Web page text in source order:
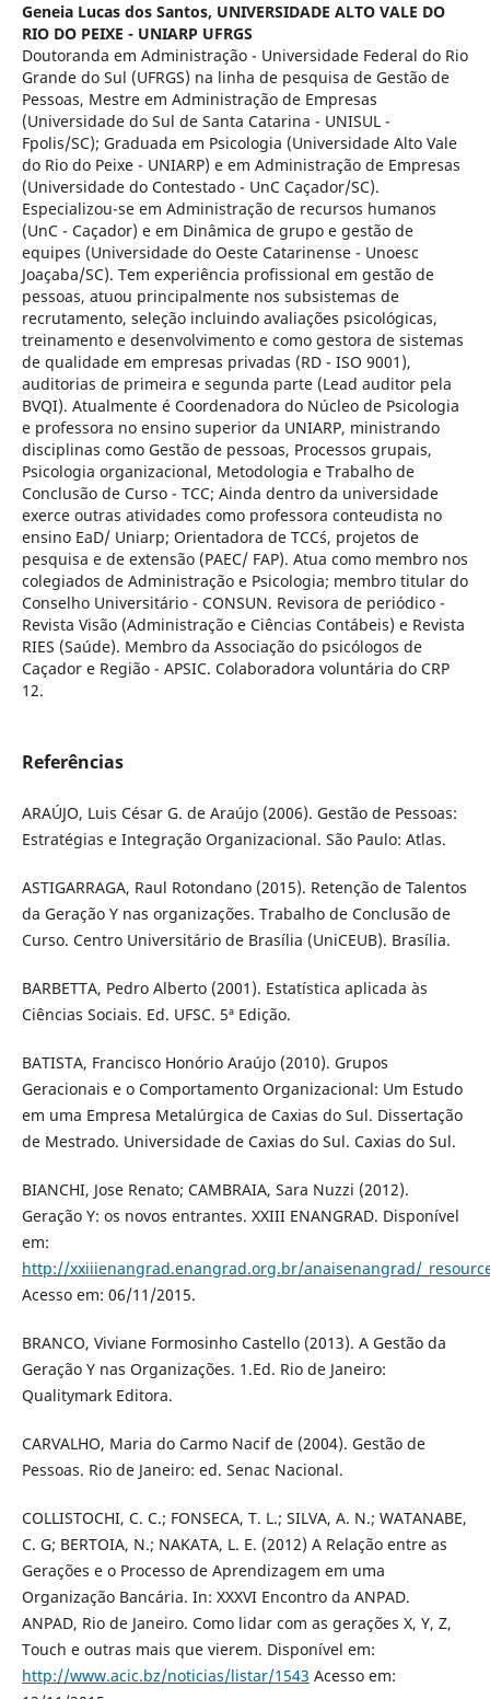
Geneia Lucas dos Santos, UNIVERSIDADE ALTO VALE DO
RIO DO PEIXE - UNIARP UFRGS
Doutoranda em Administração - Universidade Federal do Rio
Grande do Sul (UFRGS) na linha de pesquisa de Gestão de
Pessoas, Mestre em Administração de Empresas
(Universidade do Sul de Santa Catarina - UNISUL -
Fpolis/SC); Graduada em Psicologia (Universidade Alto Vale
do Rio do Peixe - UNIARP) e em Administração de Empresas
(Universidade do Contestado - UnC Caçador/SC).
Especializou-se em Administração de recursos humanos
(UnC - Caçador) e em Dinâmica de grupo e gestão de
equipes (Universidade do Oeste Catarinense - Unoesc
Joaçaba/SC). Tem experiência profissional em gestão de
pessoas, atuou principalmente nos subsistemas de
recrutamento, seleção incluindo avaliações psicológicas,
treinamento e desenvolvimento e como gestora de sistemas
de qualidade em empresas privadas (RD - ISO 9001),
auditorias de primeira e segunda parte (Lead auditor pela
BVQI). Atualmente é Coordenadora do Núcleo de Psicologia
e professora no ensino superior da UNIARP, ministrando
disciplinas como Gestão de pessoas, Processos grupais,
Psicologia organizacional, Metodologia e Trabalho de
Conclusão de Curso - TCC; Ainda dentro da universidade
exerce outras atividades como professora conteudista no
ensino EaD/ Uniarp; Orientadora de TCC´s, projetos de
pesquisa e de extensão (PAEC/ FAP). Atua como membro nos
colegiados de Administração e Psicologia; membro titular do
Conselho Universitário - CONSUN. Revisora de periódico -
Revista Visão (Administração e Ciências Contábeis) e Revista
RIES (Saúde). Membro da Associação do psicólogos de
Caçador e Região - APSIC. Colaboradora voluntária do CRP
12.
Referências
ARAÚJO, Luis César G. de Araújo (2006). Gestão de Pessoas:
Estratégias e Integração Organizacional. São Paulo: Atlas.
ASTIGARRAGA, Raul Rotondano (2015). Retenção de Talentos
da Geração Y nas organizações. Trabalho de Conclusão de
Curso. Centro Universitário de Brasília (UniCEUB). Brasília.
BARBETTA, Pedro Alberto (2001). Estatística aplicada às
Ciências Sociais. Ed. UFSC. 5ª Edição.
BATISTA, Francisco Honório Araújo (2010). Grupos
Geracionais e o Comportamento Organizacional: Um Estudo
em uma Empresa Metalúrgica de Caxias do Sul. Dissertação
de Mestrado. Universidade de Caxias do Sul. Caxias do Sul.
BIANCHI, Jose Renato; CAMBRAIA, Sara Nuzzi (2012).
Geração Y: os novos entrantes. XXIII ENANGRAD. Disponível
em:
http://xxiiienangrad.enangrad.org.br/anaisenangrad/
Acesso em: 06/11/2015.
BRANCO, Viviane Formosinho Castello (2013). A Gestão da
Geração Y nas Organizações. 1.Ed. Rio de Janeiro:
Qualitymark Editora.
CARVALHO, Maria do Carmo Nacif de (2004). Gestão de
Pessoas. Rio de Janeiro: ed. Senac Nacional.
COLLISTOCHI, C. C.; FONSECA, T. L.; SILVA, A. N.; WATANABE,
C. G; BERTOIA, N.; NAKATA, L. E. (2012) A Relação entre as
Gerações e o Processo de Aprendizagem em uma
Organização Bancária. In: XXXVI Encontro da ANPAD.
ANPAD, Rio de Janeiro. Como lidar com as gerações X, Y, Z,
Touch e outras mais que vierem. Disponível em:
http://www.acic.bz/noticias/listar/1543 Acesso em: